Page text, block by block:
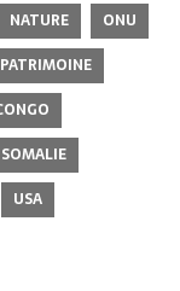
NATURE
ONU
PATRIMOINE
SOMALIE
USA